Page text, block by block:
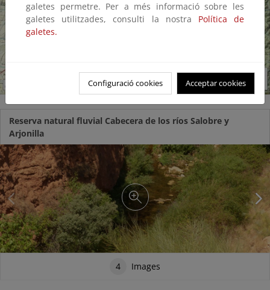
Reserva natural fluvial Cabecera de los ríos Salobre y
Arjonilla
4 Images
galetes permetre. Per a més informació sobre les
galetes utilitzades, consulti la nostra Política de
galetes.
Configuració cookies Acceptar cookies